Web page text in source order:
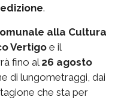
.
alla Cultura
Vertigo e il
fino al 26 agosto
di lungometraggi, dai
che sta per